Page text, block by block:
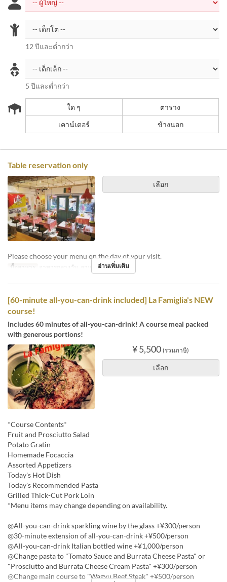
12 ปีและต่ำกว่า
5 ปีและต่ำกว่า
ใด ๆ
ตาราง
เคาน์เตอร์
ข้างนอก
Table reservation only
เลือก
Please choose your menu on the day of your visit.
มื้ออาหาร อาหารกลางวัน, อาหารเย็นอ่านเพิ่มเติม
[60-minute all-you-can-drink included] La Famiglia's NEW
course!
Includes 60 minutes of all-you-can-drink! A course meal packed
with generous portions!
¥ 5,500 (รวมภาษี)
เลือก
*Course Contents*
Fruit and Prosciutto Salad
Potato Gratin
Homemade Focaccia
Assorted Appetizers
Today's Hot Dish
Today's Recommended Pasta
Grilled Thick-Cut Pork Loin
*Menu items may change depending on availability.
◎All-you-can-drink sparkling wine by the glass +¥300/person
◎30-minute extension of all-you-can-drink +¥500/person
◎All-you-can-drink Italian bottled wine +¥1,000/person
◎Change pasta to "Tomato Sauce and Burrata Cheese Pasta" or
"Prosciutto and Burrata Cheese Cream Pasta" +¥300/person
◎Change main course to "Wagyu Beef Steak" +¥500/person